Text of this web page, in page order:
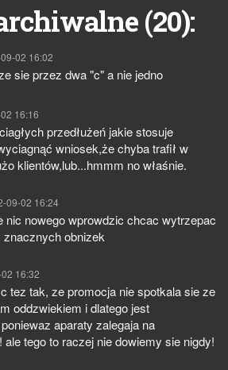
(20):
02 16:02
sie przez dwa "c" a nie jedno
16:16
przedłużeń jakie stosuje
wniosek,że chyba trafił w
klientów,lub...hmmm no właśnie.
09-02 16:24
nic nowego wprowdzic chcac wytrzepac
znacznych obnizek
16:32
tez tak, ze promocja nie spotkala sie ze
oddzwiekiem i dlatego jest
aparaty zalegaja na
ale tego to raczej nie dowiemy sie nigdy!